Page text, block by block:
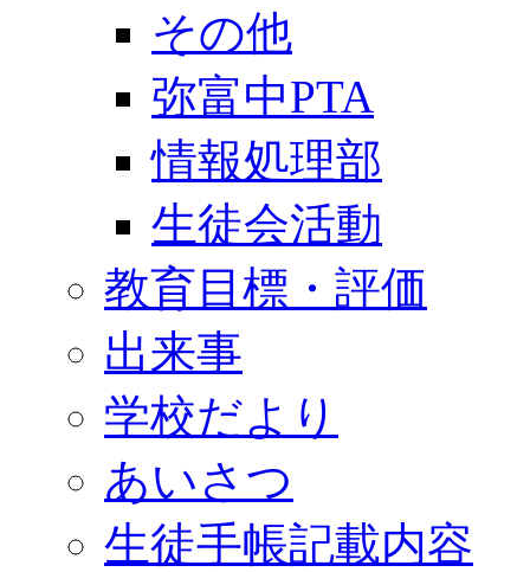
その他
弥富中PTA
情報処理部
生徒会活動
教育目標・評価
出来事
学校だより
あいさつ
生徒手帳記載内容